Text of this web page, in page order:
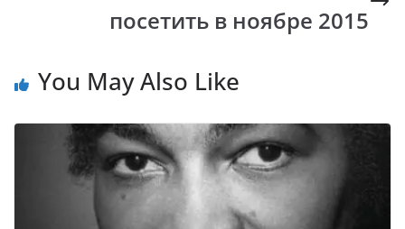
посетить в ноябре 2015
You May Also Like